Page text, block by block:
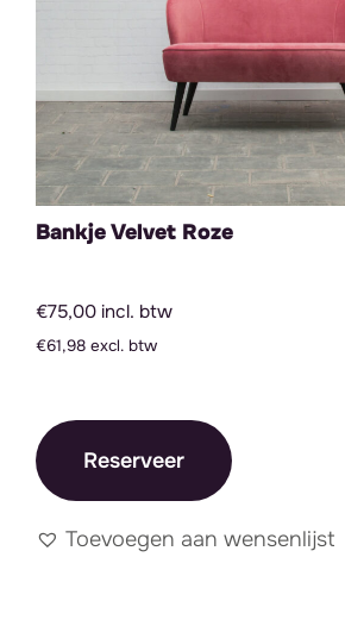
Bankje Velvet Roze
€75,00 incl. btw
€61,98 excl. btw
Reserveer
Toevoegen aan wensenlijst